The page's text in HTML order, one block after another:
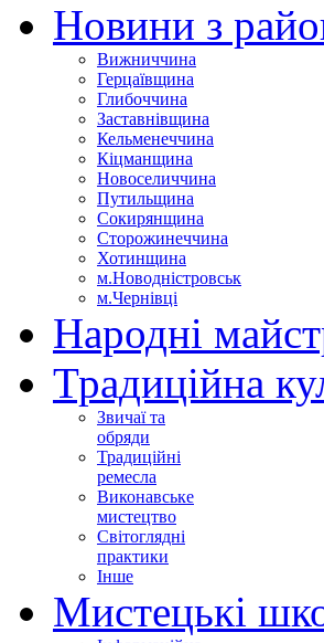
Новини з
Вижниччина
Герцаївщина
Глибоччина
Заставнівщина
Кельменеччина
Кіцманщина
Новоселиччина
Путильщина
Сокирянщина
Сторожинеччина
Хотинщина
м.Новодністровськ
м.Чернівці
Народні
Традиційна
Звичаї та
обряди
Традиційні
ремесла
Виконавське
мистецтво
Світоглядні
практики
Інше
Мистецькі